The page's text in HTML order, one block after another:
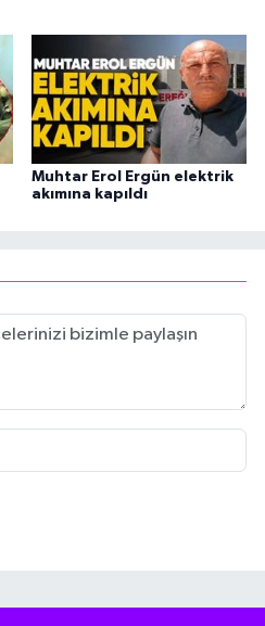
Muhtar Erol Ergün elektrik
akımına kapıldı